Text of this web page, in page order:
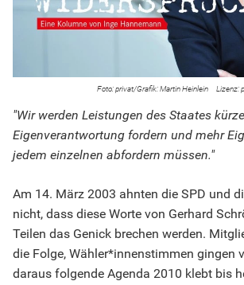
privat/Grafik: Martin Heinlein
"Wir werden Leistungen des Staates
Eigenverantwortung fordern und mehr
jedem einzelnen abfordern müssen."
Am 14. März 2003 ahnten die SPD und
nicht, dass diese Worte von Gerhard
Teilen das Genick brechen werden.
die Folge, Wähler*innenstimmen gingen
daraus folgende Agenda 2010 klebt bis